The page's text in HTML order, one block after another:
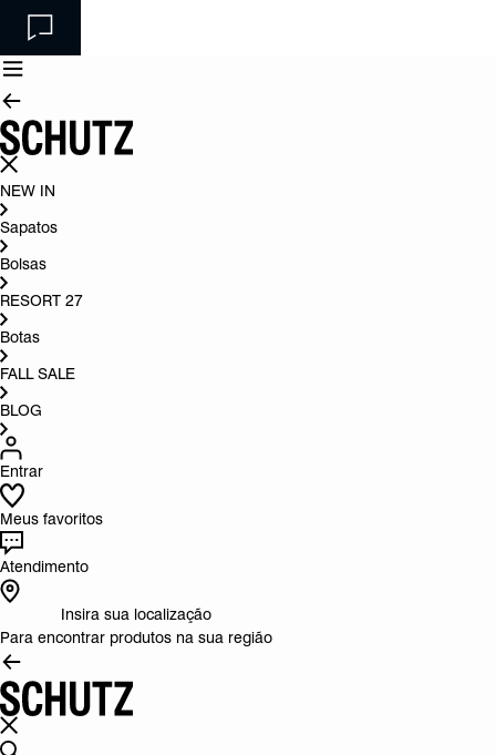
NEW IN
Sapatos
Bolsas
RESORT 27
Botas
FALL SALE
BLOG
Entrar
Meus favoritos
Atendimento
Insira sua localização
Para encontrar produtos na sua região